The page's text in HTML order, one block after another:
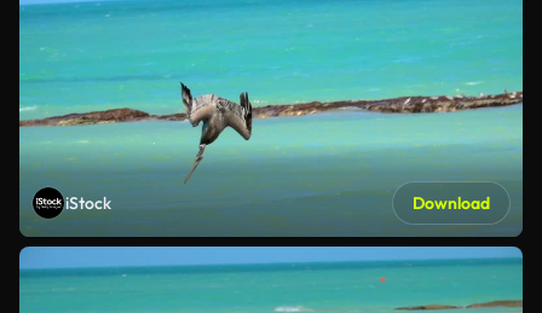
iStock Download